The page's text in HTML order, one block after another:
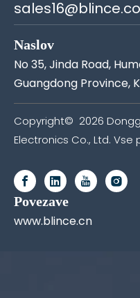
Naslov
No 35, Jinda Road,
Guangdong Province,
Copyright© 2026
Electronics Co., Ltd. Vse
Povezave
www.blince.cn